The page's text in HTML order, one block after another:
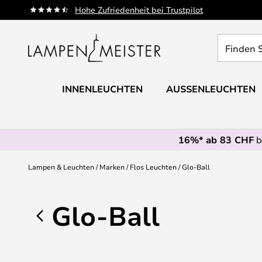
Hohe Zufriedenheit bei Trustpilot
Zum
Inhalt
Sie
Leuchte...
INNENLEUCHTEN AUSSENLEUCHTEN
16%* ab 83 CHF
Lampen & Leuchten Marken Flos Leuchten Glo-Ball
Glo-Ball